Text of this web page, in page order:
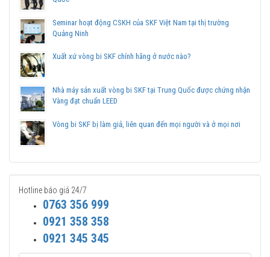
Seminar hoạt động CSKH của SKF Việt Nam tại thị trường
Quảng Ninh
Xuất xứ vòng bi SKF chính hãng ở nước nào?
Nhà máy sản xuất vòng bi SKF tại Trung Quốc được chứng nhận
Vàng đạt chuẩn LEED
Vòng bi SKF bị làm giả, liên quan đến mọi người và ở mọi nơi
Hotline báo giá 24/7
0763 356 999
0921 358 358
0921 345 345